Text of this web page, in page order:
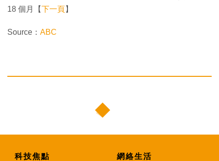
18 個月【下一頁】
Source： ABC
科技焦點 網絡生活